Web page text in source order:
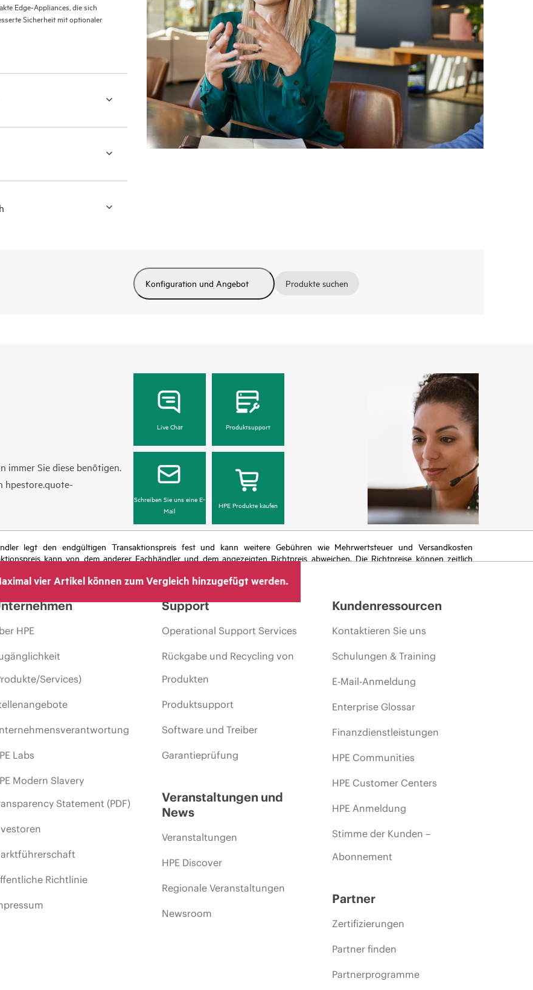
Edge-Appliances, die sich
Sicherheit mit optionaler
Konfiguration und Angebot Produkte suchen
immer Sie diese benötigen.
hpestore.quote-
Live Chat Produktsupport
Schreiben Sie uns eine E-
Mail
HPE Produkte kaufen
legt den endgültigen Transaktionspreis fest und kann weitere Gebühren wie Mehrwertsteuer und Versandkosten
kann von dem anderer Fachhändler und dem angezeigten Richtpreis abweichen. Die Richtpreise können zeitlich
der Lebensdauer von Werbeaktionen und Fehlern in der Werbung.
vier Artikel können zum Vergleich hinzugefügt werden.
HPE
Services)
Labs
Modern Slavery
Statement (PDF)
Richtlinie
Support
Operational Support Services
Rückgabe und Recycling von
Produkten
Produktsupport
Software und Treiber
Garantieprüfung
Veranstaltungen und
News
Veranstaltungen
HPE Discover
Regionale Veranstaltungen
Newsroom
Kundenressourcen
Kontaktieren Sie uns
Schulungen & Training
E-Mail-Anmeldung
Enterprise Glossar
Finanzdienstleistungen
HPE Communities
HPE Customer Centers
HPE Anmeldung
Stimme der Kunden –
Abonnement
Partner
Zertifizierungen
Partner finden
Partnerprogramme